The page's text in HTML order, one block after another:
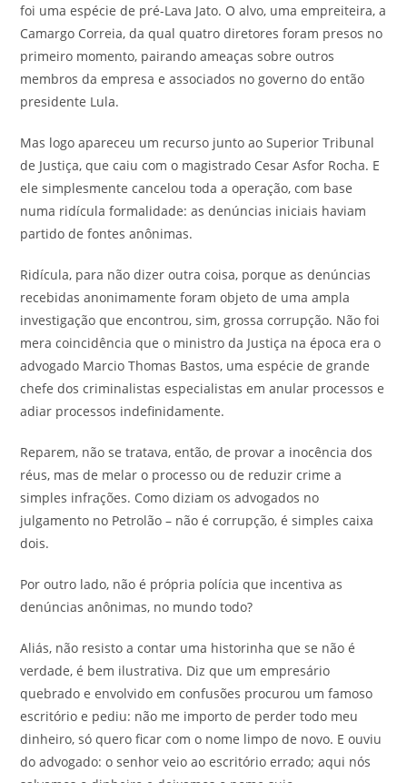
foi uma espécie de pré-Lava Jato. O alvo, uma empreiteira, a
Camargo Correia, da qual quatro diretores foram presos no
primeiro momento, pairando ameaças sobre outros
membros da empresa e associados no governo do então
presidente Lula.
Mas logo apareceu um recurso junto ao Superior Tribunal
de Justiça, que caiu com o magistrado Cesar Asfor Rocha. E
ele simplesmente cancelou toda a operação, com base
numa ridícula formalidade: as denúncias iniciais haviam
partido de fontes anônimas.
Ridícula, para não dizer outra coisa, porque as denúncias
recebidas anonimamente foram objeto de uma ampla
investigação que encontrou, sim, grossa corrupção. Não foi
mera coincidência que o ministro da Justiça na época era o
advogado Marcio Thomas Bastos, uma espécie de grande
chefe dos criminalistas especialistas em anular processos e
adiar processos indefinidamente.
Reparem, não se tratava, então, de provar a inocência dos
réus, mas de melar o processo ou de reduzir crime a
simples infrações. Como diziam os advogados no
julgamento no Petrolão – não é corrupção, é simples caixa
dois.
Por outro lado, não é própria polícia que incentiva as
denúncias anônimas, no mundo todo?
Aliás, não resisto a contar uma historinha que se não é
verdade, é bem ilustrativa. Diz que um empresário
quebrado e envolvido em confusões procurou um famoso
escritório e pediu: não me importo de perder todo meu
dinheiro, só quero ficar com o nome limpo de novo. E ouviu
do advogado: o senhor veio ao escritório errado; aqui nós